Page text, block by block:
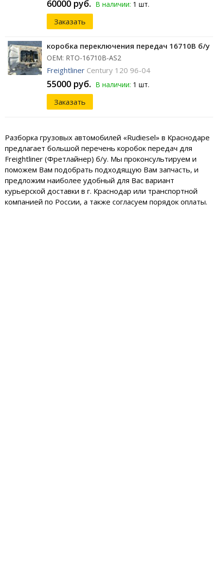
60000 руб. В наличии: 1 шт.
Заказать
коробка переключения передач 16710B б/у
ОЕМ: RTO-16710B-AS2
Freightliner Century 120 96-04
55000 руб. В наличии: 1 шт.
Заказать
Разборка грузовых автомобилей «Rudiesel» в Краснодаре
предлагает большой перечень коробок передач для
Freightliner (Фретлайнер) б/у. Мы проконсультируем и
поможем Вам подобрать подходящую Вам запчасть, и
предложим наиболее удобный для Вас вариант
курьерской доставки в г. Краснодар или транспортной
компанией по России, а также согласуем порядок оплаты.